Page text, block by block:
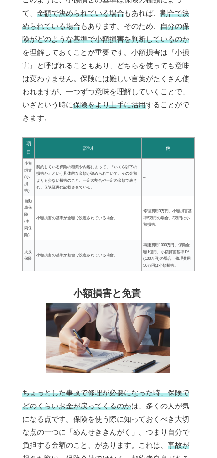
て、 金額で決められている場合もあれば、 割合で決
められている場合もあります。そのため、 自分の保
険がどのような基準で小額損害を判断しているのか
を理解しておくことが重要です。小額損害は『小損
害』と呼ばれることもあり、どちらを使っても意味
は変わりません。保険には難しい言葉がたくさん使
われますが、一つずつ意味を理解していくことで、
いざという時に保険をより上手に活用することがで
きます。
項
目
説明 例
小額
損害
(小
損
害)
契約している保険の種類や内容によって、『いくら以下の
損害か』という具体的な金額が決められていて、その金額
よりも少ない損害のこと。一定の割合や一定の金額で表さ
れ、保険証券に記載されている。
–
自動
車保
険
(車
両保
険)
小額損害の基準が金額で設定されている場合。
修理費用3万円、小額損害基
準5万円の場合、3万円は小
額損害。
火災
保険
小額損害の基準が割合で設定されている場合。
再建費用1000万円、保険金
額1億円、小額損害基準1%
(100万円)の場合、修理費用
50万円は小額損害。
小額損害と免責
ちょっとした事故で修理が必要になった時、保険で
どのくらいお金が戻ってくるのかは、多くの人が気
になる点です。保険を使う際に知っておくべき大切
な点の一つに「めんせききんがく」、つまり自分で
負担する金額のこと、があります。これは、 事故が